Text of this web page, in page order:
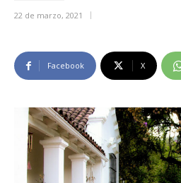
22 de marzo, 2021
Facebook X